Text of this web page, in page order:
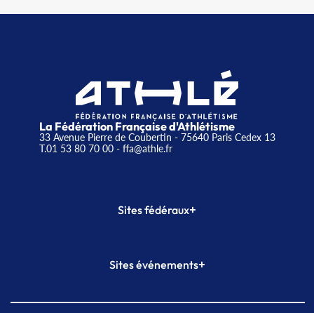
La Fédération Française d'Athlétisme
33 Avenue Pierre de Coubertin - 75640 Paris Cedex 13
T.01 53 80 70 00- ffa@athle.fr
Sites fédéraux+
Plateforme Formation
Sites événements+
Meeting de Paris indoor